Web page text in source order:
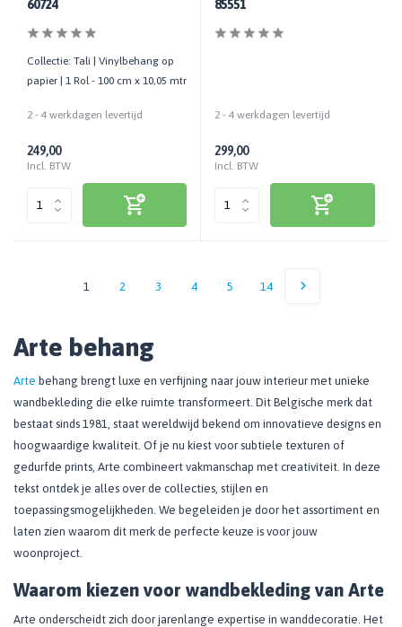
60724
Collectie: Tali | Vinylbehang op
papier | 1 Rol - 100 cm x 10,05 mtr
2 - 4 werkdagen levertijd
249,00
Incl. BTW
85551
2 - 4 werkdagen levertijd
299,00
Incl. BTW
1 2 3 4 5 14
Arte behang
Arte behang brengt luxe en verfijning naar jouw interieur met unieke
wandbekleding die elke ruimte transformeert. Dit Belgische merk dat
bestaat sinds 1981, staat wereldwijd bekend om innovatieve designs en
hoogwaardige kwaliteit. Of je nu kiest voor subtiele texturen of
gedurfde prints, Arte combineert vakmanschap met creativiteit. In deze
tekst ontdek je alles over de collecties, stijlen en
toepassingsmogelijkheden. We begeleiden je door het assortiment en
laten zien waarom dit merk de perfecte keuze is voor jouw
woonproject.
Waarom kiezen voor wandbekleding van Arte
Arte onderscheidt zich door jarenlange expertise in wanddecoratie. Het